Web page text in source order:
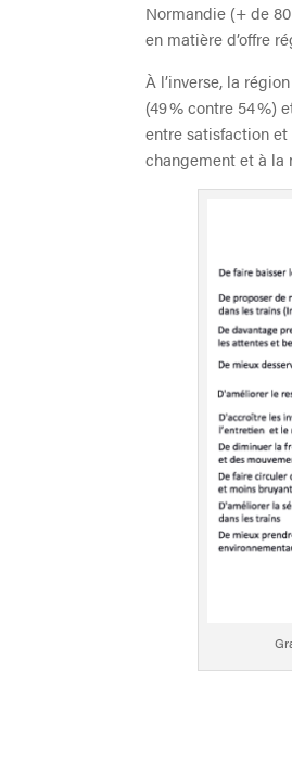
Normandie (+ de
en matière d’offre
À l’inverse, la
(49 % contre 54 %)
entre satisfaction et
changement et à